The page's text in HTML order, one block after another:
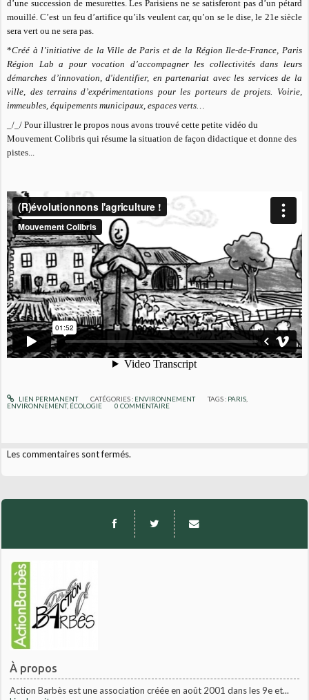
À propos
Action Barbès est une association créée en août 2001 dans les 9e et...
d’une succession de mesurettes. Les Parisiens ne se satisferont pas d’un pétard
mouillé. C’est un feu d’artifice qu’ils veulent car, qu’on se le dise, le 21e siècle
sera vert ou ne sera pas.
*Créé à l’initiative de la Ville de Paris et de la Région Ile-de-France, Paris
Région Lab a pour vocation d’accompagner les collectivités dans leurs
démarches d’innovation, d'identifier, en partenariat avec les services de la
ville, des terrains d’expérimentations pour les porteurs de projets. Voirie,
immeubles, équipements municipaux, espaces verts…
_/_/ Pour illustrer le propos nous avons trouvé cette petite vidéo du
Mouvement Colibris qui résume la situation de façon didactique et donne des
pistes...
LIEN PERMANENT CATÉGORIES : ENVIRONNEMENT TAGS : PARIS
ENVIRONNEMENT, ÉCOLOGIE 0 COMMENTAIRE
Les commentaires sont fermés.